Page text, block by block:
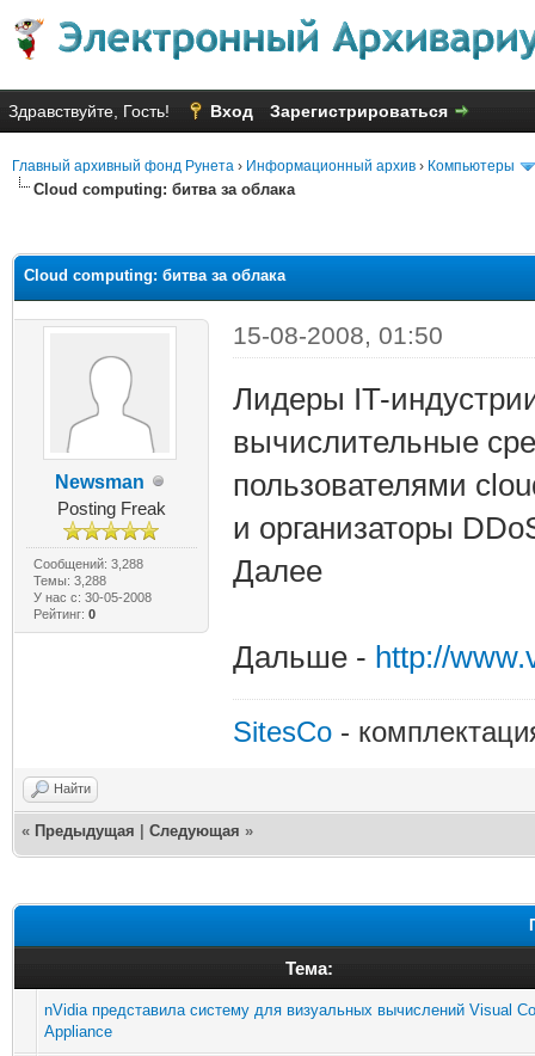
Здравствуйте, Гость! Вход Зарегистрироваться
Главный архивный фонд Рунета › Информационный архив › Компьютеры
Сloud computing: битва за облака
Сloud computing: битва за облака
Newsman
Posting Freak
Сообщений: 3,288
Темы: 3,288
У нас с: 30-05-2008
Рейтинг: 0
15-08-2008, 01:50
Лидеры IT-
вычислительные
пользователями
и организаторы
Далее
Дальше - http://
SitesCo-
Найти
« Предыдущая Следующая »
Тема:
nVidia представила систему для визуальных вычислений Visual
Appliance